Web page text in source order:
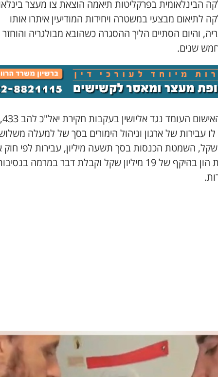
הבינלאומית בפרקליטות תיאמה הוצאת צו מעצר
לתיאום מבצעי במשטרה ויחידות המודיעין איתרו אותו
והיום הסתיים הליך ההסגרה כשהובא מבולגריה
שנים.
כתב האישום העומד נגד אליושין בעקבות חקירת יאל"כ להב 433,
לו עבירות של ארגון וניהול הימורים בסך של למעלה
שקל, השמטת הכנסות בסך תשעה מיליון, עבירות לפי חוק
הלבנת הון בהיקף של 19 מיליון שקל וקבלת דבר במרמה